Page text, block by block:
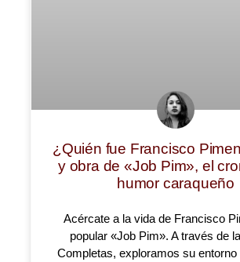
¿Quién fue Francisco
y obra de «Job Pim», el
humor caraqueño
Acércate a la vida de Francisco
popular «Job Pim». A través de
Completas, exploramos su entorno